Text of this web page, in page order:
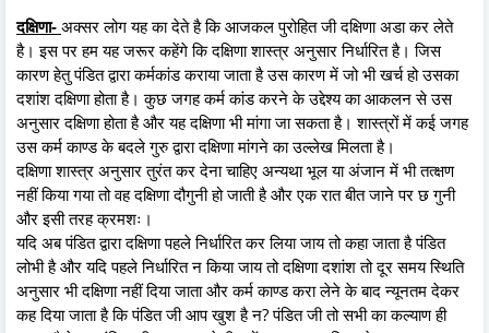
दक्षिणा- अक्सर लोग यह का देते है कि आजकल पुरोहित जी दक्षिणा अडा कर लेते
है। इस पर हम यह जरूर कहेंगे कि दक्षिणा शास्त्र अनुसार निर्धारित है। जिस
कारण हेतु पंडित द्वारा कर्मकांड कराया जाता है उस कारण में जो भी खर्च हो उसका
दशांश दक्षिणा होता है। कुछ जगह कर्म कांड करने के उद्देश्य का आकलन से उस
अनुसार दक्षिणा होता है और यह दक्षिणा भी मांगा जा सकता है। शास्त्रों में कई जगह
उस कर्म काण्ड के बदले गुरु द्वारा दक्षिणा मांगने का उल्लेख मिलता है।
दक्षिणा शास्त्र अनुसार तुरंत कर देना चाहिए अन्यथा भूल या अंजान में भी तत्क्षण
नहीं किया गया तो वह दक्षिणा दौगुनी हो जाती है और एक रात बीत जाने पर छ गुनी
और इसी तरह क्रमशः।
यदि अब पंडित द्वारा दक्षिणा पहले निर्धारित कर लिया जाय तो कहा जाता है पंडित
लोभी है और यदि पहले निर्धारित न किया जाय तो दक्षिणा दशांश तो दूर समय स्थिति
अनुसार भी दक्षिणा नहीं दिया जाता और कर्म काण्ड करा लेने के बाद न्यूनतम देकर
कह दिया जाता है कि पंडित जी आप खुश है न? पंडित जी तो सभी का कल्याण ही